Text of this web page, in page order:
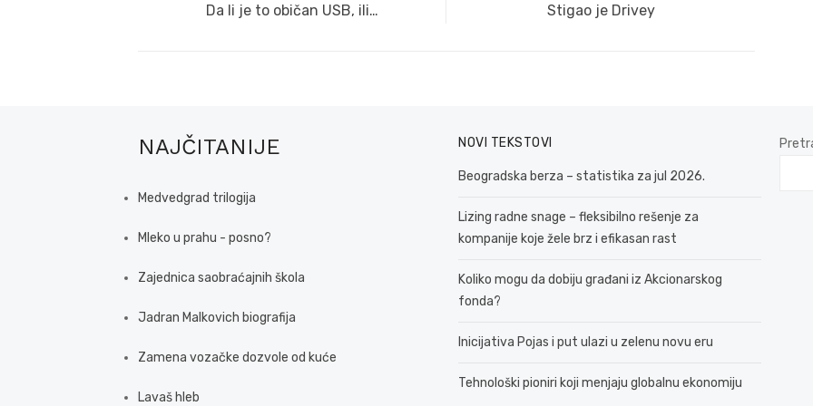
navigation
Previous
Da li je to običan USB, ili…
Next
Stigao je Drivey
NAJČITANIJE
Medvedgrad trilogija
Mleko u prahu - posno?
Zajednica saobraćajnih škola
Jadran Malkovich biografija
Zamena vozačke dozvole od kuće
Lavaš hleb
NOVI TEKSTOVI
Beogradska berza – statistika za jul 2026.
Lizing radne snage – fleksibilno rešenje za
kompanije koje žele brz i efikasan rast
Koliko mogu da dobiju građani iz Akcionarskog
fonda?
Inicijativa Pojas i put ulazi u zelenu novu eru
Tehnološki pioniri koji menjaju globalnu ekonomiju